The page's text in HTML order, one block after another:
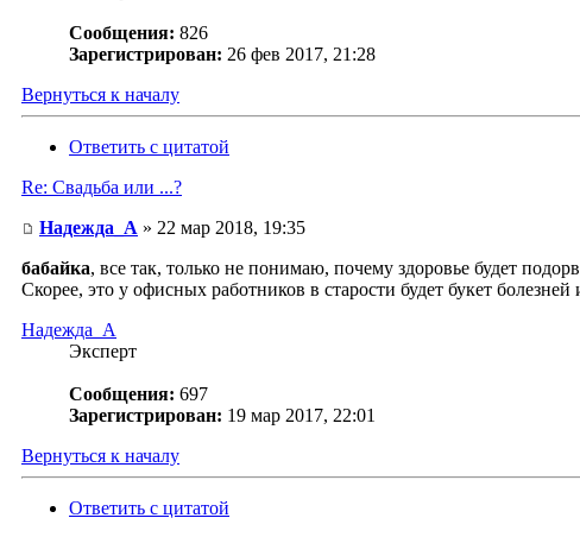
Сообщения: 826
Зарегистрирован: 26 фев 2017, 21:28
Вернуться к началу
Ответить с цитатой
Re: Свадьба или ...?
Надежда_А » 22 мар 2018, 19:35
бабайка, все так, только не понимаю, почему здоровье будет
Скорее, это у офисных работников в старости будет букет
Надежда_А
Эксперт
Сообщения: 697
Зарегистрирован: 19 мар 2017, 22:01
Вернуться к началу
Ответить с цитатой